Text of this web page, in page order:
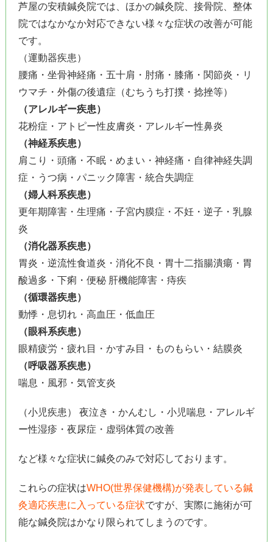
芦屋の安積鍼灸院では、ほかの鍼灸院、接骨院、整体
院ではなかなか対応できない様々な症状の改善が可能
です。
（運動器疾患）
腰痛・坐骨神経痛・五十肩・肘痛・膝痛・関節炎・リ
ウマチ・外傷の後遺症（むちうち打撲・捻挫等）
（アレルギー疾患）
花粉症・アトピー性皮膚炎・アレルギー性鼻炎
（神経系疾患）
肩こり・頭痛・不眠・めまい・神経痛・自律神経失調
症・うつ病・パニック障害・統合失調症
（婦人科系疾患）
更年期障害・生理痛・子宮内膜症・不妊・逆子・乳腺
炎
（消化器系疾患）
胃炎・逆流性食道炎・消化不良・胃十二指腸潰瘍・胃
酸過多・下痢・便秘 肝機能障害・痔疾
（循環器疾患）
動悸・息切れ・高血圧・低血圧
（眼科系疾患）
眼精疲労・疲れ目・かすみ目・ものもらい・結膜炎
（呼吸器系疾患）
喘息・風邪・気管支炎
（小児疾患） 夜泣き・かんむし・小児喘息・アレルギ
ー性湿疹・夜尿症・虚弱体質の改善
など様々な症状に鍼灸のみで対応しております。
これらの症状はWHO(世界保健機構)が発表している鍼
灸適応疾患に入っている症状ですが、実際に施術が可
能な鍼灸院はかなり限られてしまうのです。